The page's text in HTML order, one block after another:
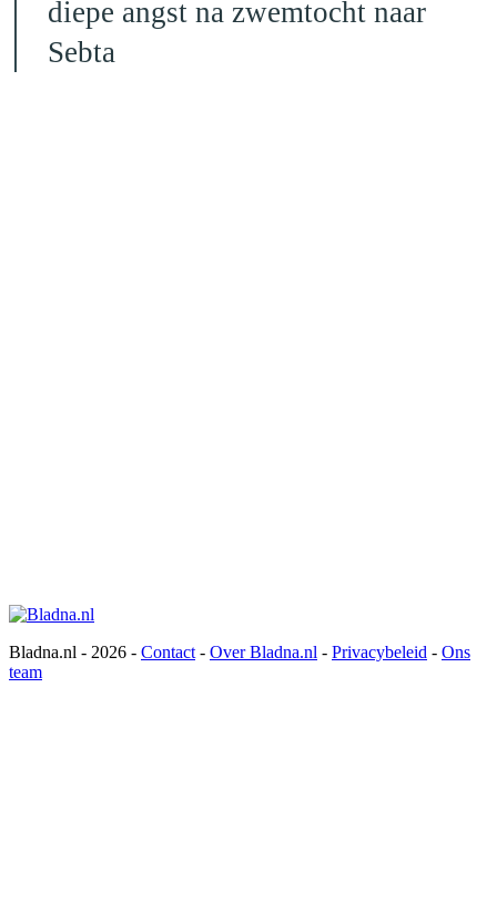
diepe angst na zwemtocht naar
Sebta
Bladna.nl - 2026 - Contact - Over Bladna.nl - Privacybeleid - Ons
team